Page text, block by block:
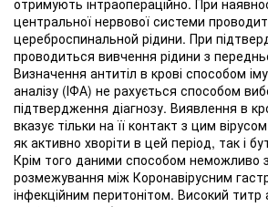
отримують інтраопераційно. При
центральної нервової системи
цереброспинальной рідини. При
проводиться вивчення рідини з
Визначення антитіл в крові способом
аналізу (ІФА) не рахується способом
підтвердження діагнозу. Виявлення в
вказує тільки на її контакт з цим
як активно хворіти в цей період, так і
Крім того даними способом неможливо
розмежування між Коронавірусним
інфекційним перитонітом. Високий титр